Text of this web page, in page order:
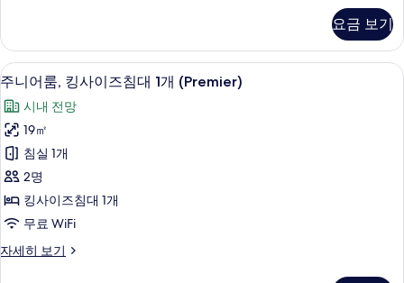
두
보
기
윈
룸
(Deluxe)
자
세
히
보
기
요금 보기
주
니
어
룸,
킹
사
이
침
주니어룸, 킹사이즈침대 1개 (Premier)
3
주니어룸, 킹사이즈침대 1개 (Premier)
시내 전망
19㎡
침실 1개
2명
킹사이즈침대 1개
무료 WiFi
자세히 보기
주